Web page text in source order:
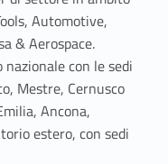
Automotive,
& Aerospace.
con le sedi
Mestre, Cernusco
Ancona,
estero, con sedi